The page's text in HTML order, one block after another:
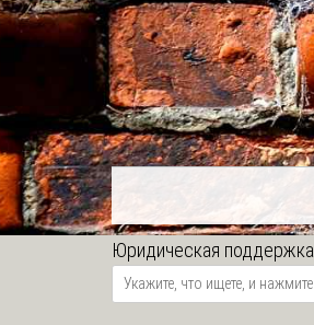
Юридическая поддержка